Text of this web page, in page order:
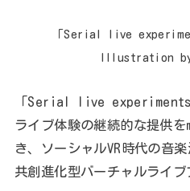
「Serial live
Illustration by
「Serial live experiments
ライブ体験の継続的な提供を
き、ソーシャルVR時代の音
共創進化型バーチャルライブ